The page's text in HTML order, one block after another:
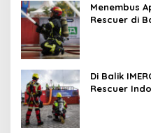
Menembus
Rescuer di
Di Balik
Rescuer